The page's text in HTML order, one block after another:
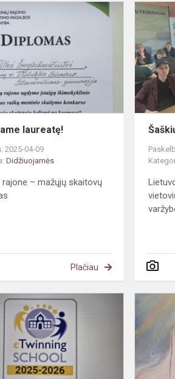
Sveikiname
laureatę!
2025-04-09
Didžiuojamės
rajone – mažųjų skaitovų
Plačiau
Gimnazija
„eTwinning
mokykla
2025–
2026“